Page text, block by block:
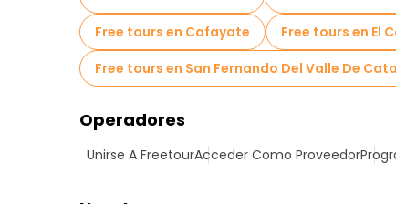
Free tours en Cafayate
Free tours en El
Free tours en San Fernando Del Valle De
Operadores
Unirse A FreetourAcceder Como Proveedor